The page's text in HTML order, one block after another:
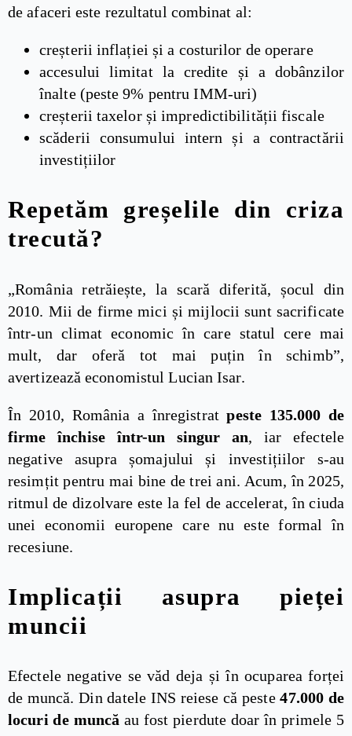
de afaceri este rezultatul combinat al:
creșterii inflației și a costurilor de operare
accesului limitat la credite și a dobânzilor
înalte (peste 9% pentru IMM-uri)
creșterii taxelor și impredictibilității fiscale
scăderii consumului intern și a contractării
investițiilor
Repetăm greșelile din criza
trecută?
„România retrăiește, la scară diferită, șocul din
2010. Mii de firme mici și mijlocii sunt sacrificate
într-un climat economic în care statul cere mai
mult, dar oferă tot mai puțin în schimb”,
avertizează economistul Lucian Isar.
În 2010, România a înregistratpeste 135.000 de
firme închise într-un singur an, iar efectele
negative asupra șomajului și investițiilor s-au
resimțit pentru mai bine de trei ani. Acum, în 2025,
ritmul de dizolvare este la fel de accelerat, în ciuda
unei economii europene care nu este formal în
recesiune.
Implicații asupra pieței
muncii
Efectele negative se văd deja și în ocuparea forței
de muncă. Din datele INS reiese că peste47.000 de
locuri de muncă au fost pierdute doar în primele 5